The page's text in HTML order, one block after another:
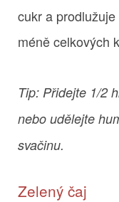
cukr a
méně celkových
Tip: Přidejte 1/2
nebo udělejte
svačinu.
Zelený čaj